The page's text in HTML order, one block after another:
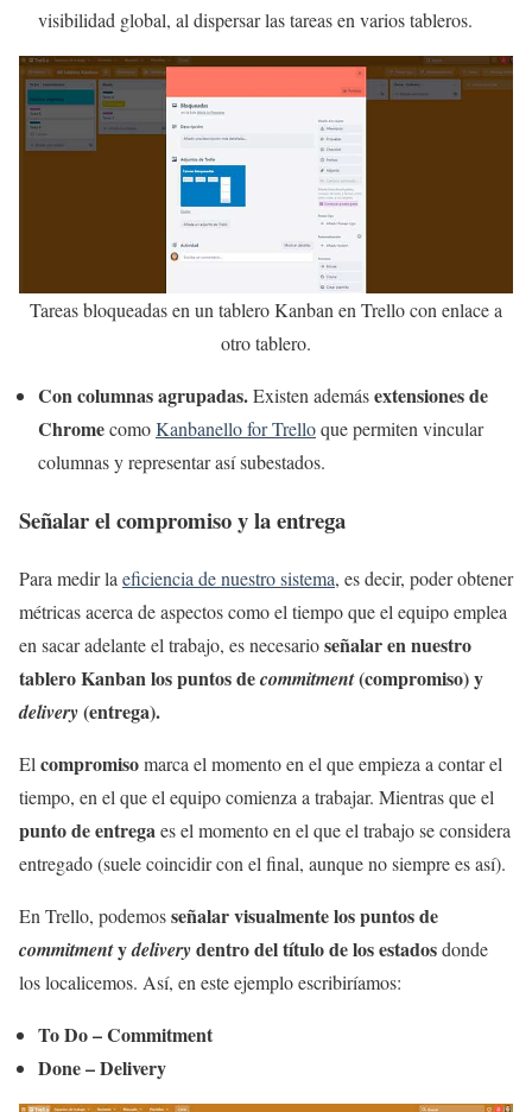
visibilidad global, al dispersar las tareas en varios tableros.
Tareas bloqueadas en un tablero Kanban en Trello con enlace a
otro tablero.
Con columnas agrupadas.Existen ademásextensiones de
ChromecomoKanbanello for Trelloque permiten vincular
columnas y representar así subestados.
Señalar el compromiso y la entrega
Para medir la eficiencia de nuestro sistema, es decir, poder obtener
métricas acerca de aspectos como el tiempo que el equipo emplea
en sacar adelante el trabajo, es necesarioseñalar en nuestro
tablero Kanban los puntos decommitment(compromiso) y
delivery(entrega).
El compromisomarca el momento en el que empieza a contar el
tiempo, en el que el equipo comienza a trabajar. Mientras que el
punto de entregaes el momento en el que el trabajo se considera
entregado (suele coincidir con el final, aunque no siempre es así).
En Trello, podemosseñalar visualmente los puntos de
commitmentydeliverydentro del título de los estadosdonde
los localicemos. Así, en este ejemplo escribiríamos:
To Do – Commitment
Done – Delivery